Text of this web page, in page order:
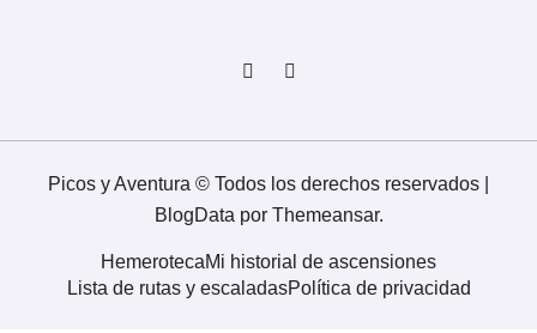
Picos y Aventura © Todos los derechos reservados
BlogData por Themeansar.
HemerotecaMi historial de ascensiones
Lista de rutas y escaladasPolítica de privacidad